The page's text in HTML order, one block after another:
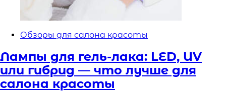
Обзоры для салона красоты
Лампы для гель-лака: LED, UV
или гибрид — что лучше для
салона красоты